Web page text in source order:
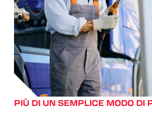
PIÙ DI UN SEMPLICE MODO DI